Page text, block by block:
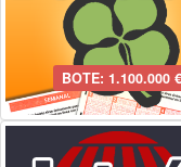
BOTE: 1.100.000 €